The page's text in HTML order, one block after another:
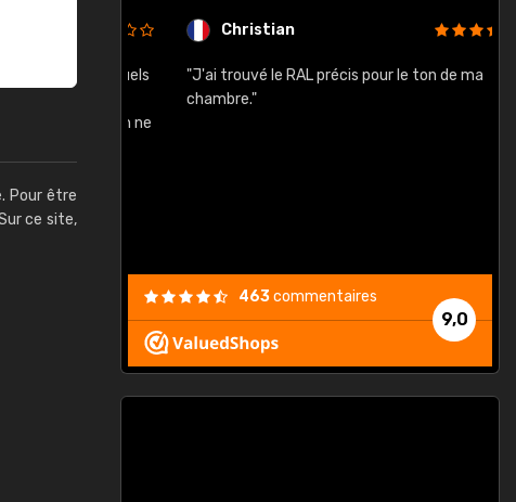
Pour être
ce site,
Christian
"J'ai trouvé le RAL précis pour le ton de ma
chambre."
9,0
463commentaires